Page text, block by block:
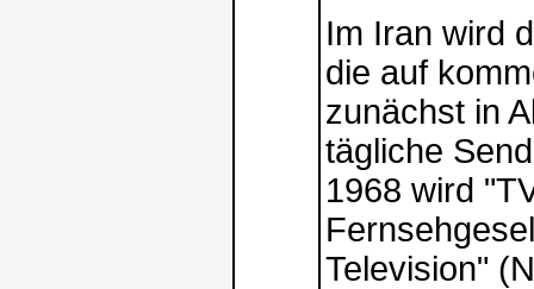
Im Iran wird
die auf
zunächst in
tägliche
1968 wird
Television"